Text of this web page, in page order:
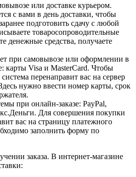
или доставке курьером.
с вами в день доставки, чтобы
подготовить сдачу с любой
товаросопроводительные
денежные средства, получаете
при самовывозе или оформлении в
карты Visa и MasterCard. Чтобы
перенаправит вас на сервер
нужно ввести номер карты, срок
при онлайн-заказе: PayPal,
Для совершения покупки
вас на страницу платежного
заполнить форму по
заказа. В интернет-магазине